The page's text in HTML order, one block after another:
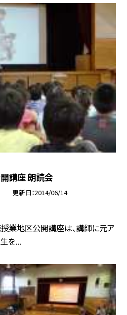
講座 朗読会
更新日 2014/06/14
授業地区公開講座は、講師に元ア
を...